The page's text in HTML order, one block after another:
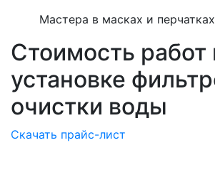
Мастера в масках и перчатках
Стоимость работ
установке
очистки воды
Скачать прайс-лист